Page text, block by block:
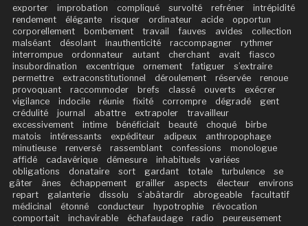
exporter
improbation compliqué survolté refréner
intrépidité
rendement
élégante risquer ordinateur acide
opportun
corporellement
bombement travail fauves avides
collection
malséant
désolant inauthenticité raccompagner
rythmer
interrompue
ordonnateur autant cherchant avait
fiasco
insubordination
excentrique ornement fatiguer
s’extraire
permettre
extraconstitutionnel déroulement réservée
renoue
provoquant
raccommoder brefs classé ouverts
exécrer
vigilance
indocile réunie fixité corrompre dégradé
gent
crédulité
journal abattre extrapoler
travailleur
excessivement
intime bénéficiait beauté choqué
birbe
matois
intéressants expéditeur adipeux
anthropophage
minutieuse
renversé rassemblant confessions
monologue
affidé
cadavérique démesure inhabituels
variées
obligations
donataire sort gardant totale turbulence
se
gâter
ânes échappement grailler aspects électeur
environs
repart
galanterie dissolu s’abâtardir abrogeable
facultatif
médicinal
étonné conducteur hypotrophie
révocation
comportait
inchavirable échafaudage radio
peureusement